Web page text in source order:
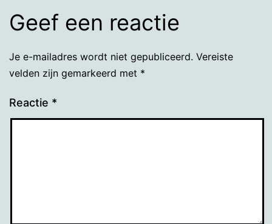
Geef een reactie
Je e-mailadres wordt niet gepubliceerd. Vereiste
velden zijn gemarkeerd met *
Reactie *